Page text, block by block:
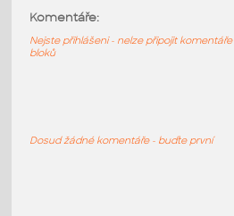
Lego 11014p01-Black
Lego 10247-Black
Komentáře:
Nejste přihlášeni - nelze připojit komentáře
bloků
Dosud žádné komentáře - buďte první